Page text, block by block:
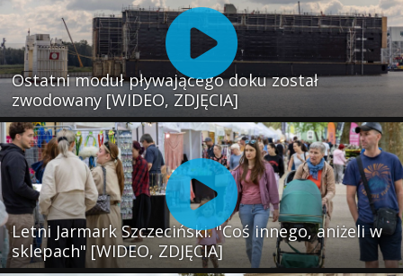
Ostatni moduł pływającego doku został
zwodowany [WIDEO, ZDJĘCIA]
Letni Jarmark Szczeciński. "Coś innego, aniżeli w
sklepach" [WIDEO, ZDJĘCIA]